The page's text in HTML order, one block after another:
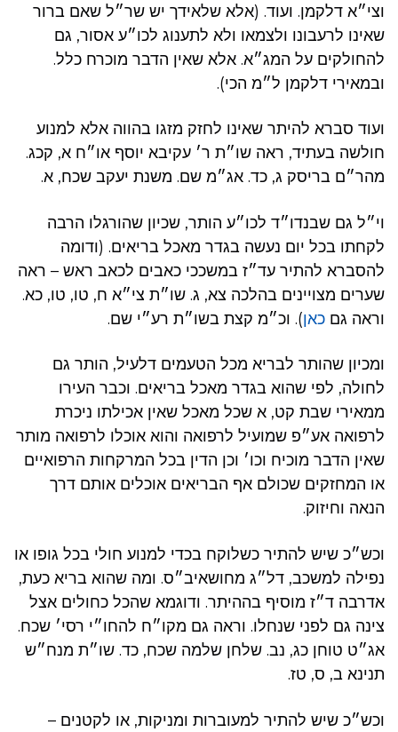
וצי״א דלקמן. ועוד. (אלא שלאידך יש שר״ל שאם ברור
שאינו לרעבונו ולצמאו ולא לתענוג לכו״ע אסור, גם
להחולקים על המג״א. אלא שאין הדבר מוכרח כלל.
ובמאירי דלקמן ל״מ הכי).
ועוד סברא להיתר שאינו לחזק מזגו בהווה אלא למנוע
חולשה בעתיד, ראה שו״ת ר׳ עקיבא יוסף או״ח א, קכג.
מהר״ם בריסק ג, כד. אג״מ שם. משנת יעקב שכח, א.
וי״ל גם שבנדו״ד לכו״ע הותר, שכיון שהורגלו הרבה
לקחתו בכל יום נעשה בגדר מאכל בריאים. (ודומה
להסברא להתיר עד״ז במשככי כאבים לכאב ראש – ראה
שערים מצויינים בהלכה צא, ג. שו״ת צי״א ח, טו, טו, כא.
וראה גם כאן). וכ״מ קצת בשו״ת רע״י שם.
ומכיון שהותר לבריא מכל הטעמים דלעיל, הותר גם
לחולה, לפי שהוא בגדר מאכל בריאים. וכבר העירו
ממאירי שבת קט, א שכל מאכל שאין אכילתו ניכרת
לרפואה אע״פ שמועיל לרפואה והוא אוכלו לרפואה מותר
שאין הדבר מוכיח וכו׳ וכן הדין בכל המרקחות הרפואיים
או המחזקים שכולם אף הבריאים אוכלים אותם דרך
הנאה וחיזוק.
וכש״כ שיש להתיר כשלוקח בכדי למנוע חולי בכל גופו או
נפילה למשכב, דל״ג מחושאיב״ס. ומה שהוא בריא כעת,
אדרבה ד״ז מוסיף בההיתר. ודוגמא שהכל כחולים אצל
צינה גם לפני שנחלו. וראה גם מקו״ח להחו״י רסי׳ שכח.
אג״ט טוחן כג, נב. שלחן שלמה שכח, כד. שו״ת מנח״ש
תנינא ב, ס, טז.
וכש״כ שיש להתיר למעוברות ומניקות, או לקטנים –